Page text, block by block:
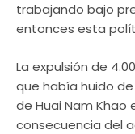
trabajando bajo
entonces esta
La expulsión de
que había huido
de Huai Nam Khao
consecuencia del